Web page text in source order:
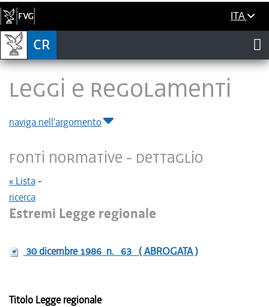
ITA
LEGGI E REGOLAMENTI
naviga nell'argomento
Fonti normative - Dettaglio
« Lista-
ricerca
Estremi Legge regionale
30 dicembre 1986 n. 63 ( ABROGATA )
Titolo Legge regionale